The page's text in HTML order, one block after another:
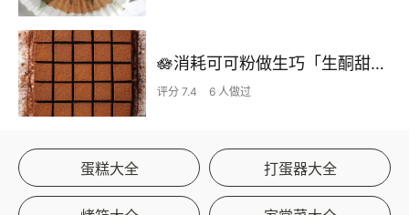
🪷消耗可可粉做生巧「生酮甜品」
评分 7.4 6 人做过
蛋糕大全 打蛋器大全